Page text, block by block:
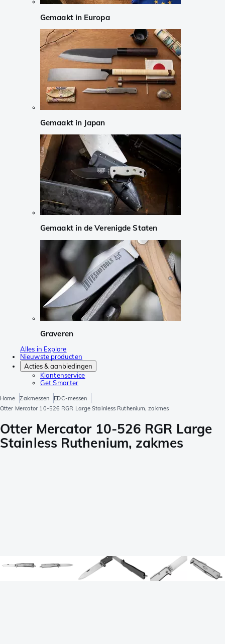
Gemaakt in Europa
Gemaakt in Japan
Gemaakt in de Verenigde Staten
Graveren
Alles in Explore
Nieuwste producten
Acties & aanbiedingen
Klantenservice
Get Smarter
Home Zakmessen
EDC-messen
Otter Mercator 10-526 RGR Large Stainless Ruthenium, zakmes
Otter Mercator 10-526 RGR Large
Stainless Ruthenium, zakmes